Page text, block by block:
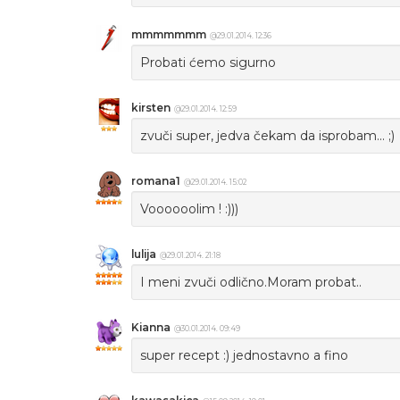
mmmmmmm @29.01.2014. 12:36
Probati ćemo sigurno
kirsten @29.01.2014. 12:59
zvuči super, jedva čekam da isprobam... ;)
romana1 @29.01.2014. 15:02
Voooooolim ! :)))
lulija @29.01.2014. 21:18
I meni zvuči odlično.Moram probat..
Kianna @30.01.2014. 09:49
super recept :) jednostavno a fino